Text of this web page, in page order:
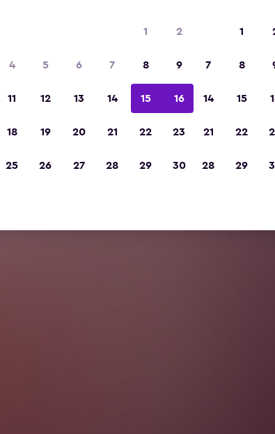
1 2
4 5 6 7 8 9
11 12 13 14 15 16
18 19 20 21 22 23
25 26 27 28 29 30
1
7 8
14 15
21 22
28 29